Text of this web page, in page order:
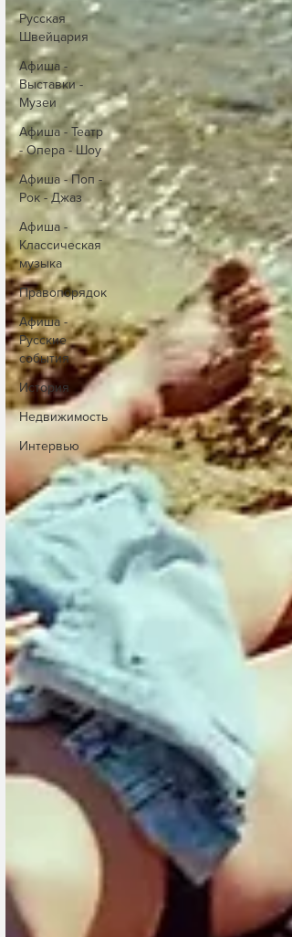
Русская
Швейцария
Афиша -
Выставки -
Музеи
Афиша - Театр
- Опера - Шоу
Афиша - Поп -
Рок - Джаз
Афиша -
Классическая
музыка
Правопорядок
Афиша -
Русские
события
История
Недвижимость
Интервью